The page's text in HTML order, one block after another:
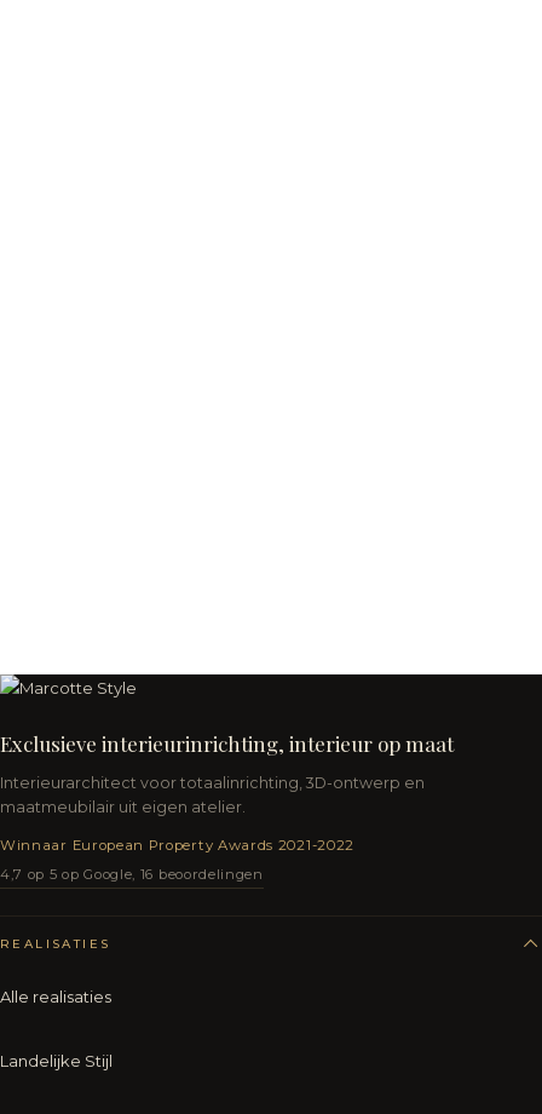
Exclusieve interieurinrichting, interieur op maat
Interieurarchitect voor totaalinrichting, 3D-ontwerp en
maatmeubilair uit eigen atelier.
Winnaar European Property Awards 2021-2022
4,7 op 5 op Google, 16 beoordelingen
REALISATIES
Alle realisaties
Landelijke Stijl